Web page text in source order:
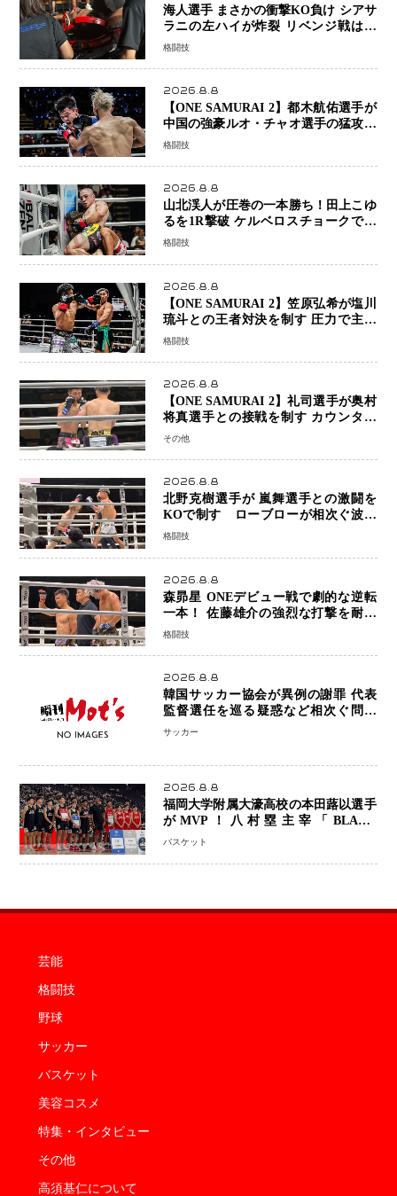
海人選手 まさかの衝撃KO負け シアサ
ラニの左ハイが炸裂 リベンジ戦は一
瞬で決着
格闘技
2026.8.8
【ONE SAMURAI 2】都木航佑選手が
中国の強豪ルオ・チャオ選手の猛攻を
受けながらも的確な攻撃で応戦 最後
格闘技
2026.8.8
山北渓人が圧巻の一本勝ち！田上こゆ
るを1R撃破 ケルベロスチョークで存
在感を示す
格闘技
2026.8.8
【ONE SAMURAI 2】笠原弘希が塩川
琉斗との王者対決を制す 圧力で主導
権を握り判定勝利
格闘技
2026.8.8
【ONE SAMURAI 2】礼司選手が奥村
将真選手との接戦を制す カウンター
と正確な打撃で判定勝利
その他
2026.8.8
北野克樹選手が 嵐舞選手との激闘を
KOで制す ローブローが相次ぐ波乱
の展開…涙の勝利「生まれてくる娘の
格闘技
2026.8.8
森昴星 ONEデビュー戦で劇的な逆転
一本！ 佐藤雄介の強烈な打撃を耐え
抜き、リアネイキッドチョークで勝利
格闘技
2026.8.8
韓国サッカー協会が異例の謝罪 代表
監督選任を巡る疑惑など相次ぐ問題
「組織の刷新」誓う
サッカー
2026.8.8
福岡大学附属大濠高校の本田蕗以選手
がMVP！八村塁主宰「BLACK
SAMURAI SUMMIT 2026」で存在
なった」
バスケット
芸能
格闘技
野球
サッカー
バスケット
美容コスメ
特集・インタビュー
その他
高須基仁について